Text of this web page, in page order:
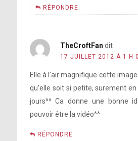
RÉPONDRE
TheCroftFan dit :
17 JUILLET 2012 À 1 H
Elle à l’air magnifique cette
qu’elle soit si petite, surement
jours^^ Ca donne une bonne
pouvoir être la vidéo^^
RÉPONDRE